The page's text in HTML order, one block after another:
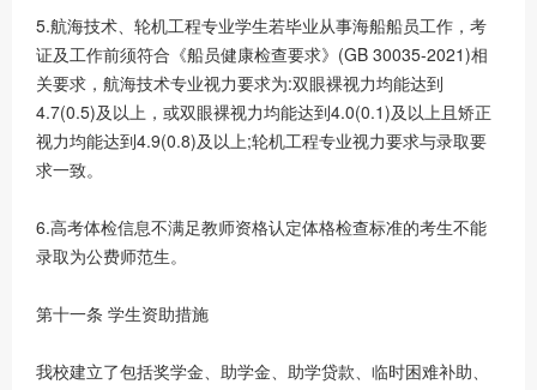
5.航海技术、轮机工程专业学生若毕业从事海船船员工作，考
证及工作前须符合《船员健康检查要求》(GB 30035-2021)相
关要求，航海技术专业视力要求为:双眼裸视力均能达到
4.7(0.5)及以上，或双眼裸视力均能达到4.0(0.1)及以上且矫正
视力均能达到4.9(0.8)及以上;轮机工程专业视力要求与录取要
求一致。
6.高考体检信息不满足教师资格认定体格检查标准的考生不能
录取为公费师范生。
第十一条 学生资助措施
我校建立了包括奖学金、助学金、助学贷款、临时困难补助、